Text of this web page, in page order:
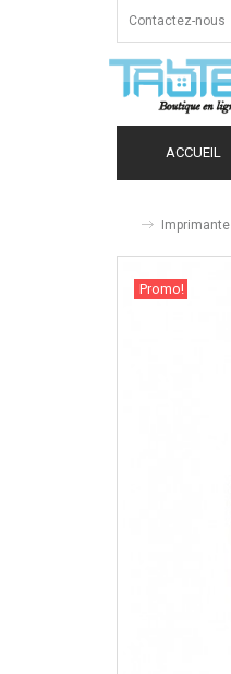
Contactez-nous
ACCUEIL
Imprimante
Promo!